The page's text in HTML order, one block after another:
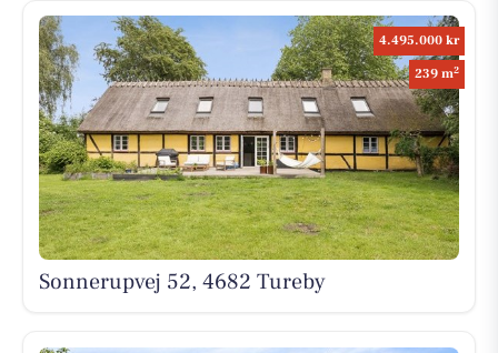
4.495.000 kr
239 m2
Sonnerupvej 52, 4682 Tureby